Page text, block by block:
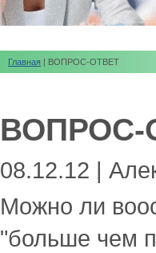
Главная | ВОПРОС-ОТВЕТ
ВОПРОС-
08.12.12 |
Можно ли
"больше чем